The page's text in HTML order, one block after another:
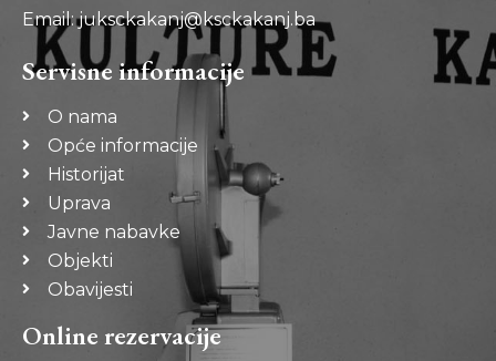
Email: juksckakanj@ksckakanj.ba
Servisne informacije
O nama
Opće informacije
Historijat
Uprava
Javne nabavke
Objekti
Obavijesti
Online rezervacije